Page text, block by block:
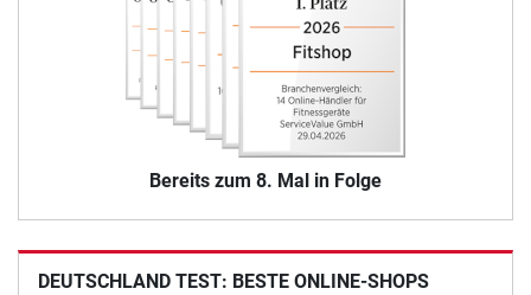
Bereits zum 8. Mal in Folge
DEUTSCHLAND TEST: BESTE ONLINE-SHOPS